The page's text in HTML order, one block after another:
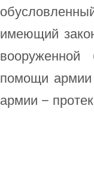
имеющий
вооруженной
помощи армии
армии −